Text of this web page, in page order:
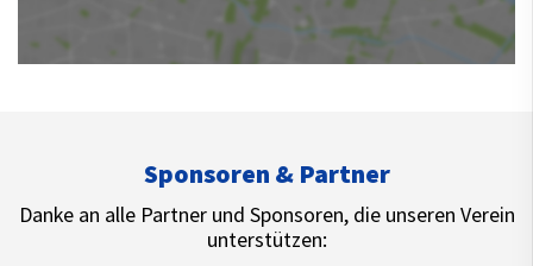
Sponsoren & Partner
Danke an alle Partner und Sponsoren, die unseren Verein
unterstützen: